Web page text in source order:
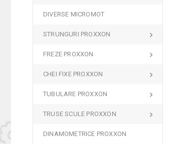
DIVERSE MICROMOT
STRUNGURI PROXXON
FREZE PROXXON
CHEI FIXE PROXXON
TUBULARE PROXXON
TRUSE SCULE PROXXON
DINAMOMETRICE PROXXON